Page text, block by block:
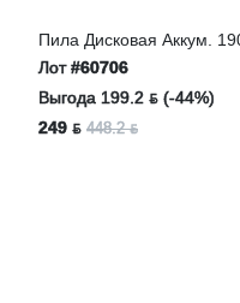
Пила Дисковая Аккум.
18BL-190
Лот#60706
Выгода 199.2 ƃ (-44%)
249 ƃ 448.2 ƃ